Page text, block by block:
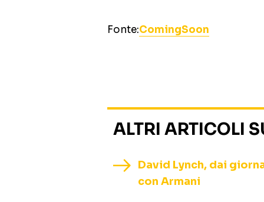
Fonte:ComingSoon
ALTRI ARTICOLI
David Lynch, dai
con Armani